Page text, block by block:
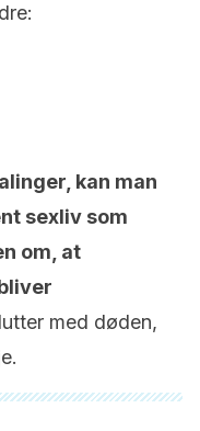
kan man
sexliv som
om, at
med døden,